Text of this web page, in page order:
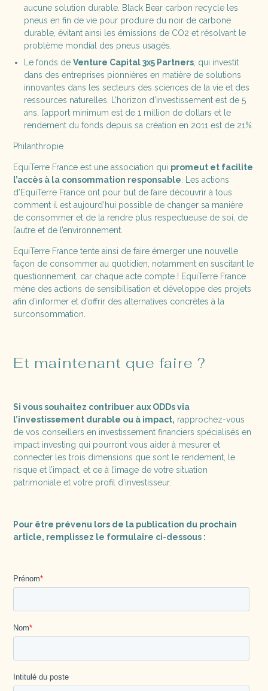
aucune solution durable. Black Bear carbon recycle les
pneus en fin de vie pour produire du noir de carbone
durable, évitant ainsi les émissions de CO2 et résolvant le
problème mondial des pneus usagés.
Le fonds de Venture Capital 3x5 Partners, qui investit
dans des entreprises pionnières en matière de solutions
innovantes dans les secteurs des sciences de la vie et des
ressources naturelles. L’horizon d’investissement est de 5
ans, l’apport minimum est de 1 million de dollars et le
rendement du fonds depuis sa création en 2011 est de 21%.
Philanthropie
EquiTerre France est une association qui promeut et facilite
l’accès à la consommation responsable. Les actions
d’EquiTerre France ont pour but de faire découvrir à tous
comment il est aujourd’hui possible de changer sa manière
de consommer et de la rendre plus respectueuse de soi, de
l’autre et de l’environnement.
EquiTerre France tente ainsi de faire émerger une nouvelle
façon de consommer au quotidien, notamment en suscitant le
questionnement, car chaque acte compte ! EquiTerre France
mène des actions de sensibilisation et développe des projets
afin d’informer et d’offrir des alternatives concrètes à la
surconsommation.
Et maintenant que faire ?
Si vous souhaitez contribuer aux ODDs via
l’investissement durable ou à impact, rapprochez-vous
de vos conseillers en investissement financiers spécialisés en
impact investing qui pourront vous aider à mesurer et
connecter les trois dimensions que sont le rendement, le
risque et l’impact, et ce à l’image de votre situation
patrimoniale et votre profil d’investisseur.
Pour être prévenu lors de la publication du prochain
article, remplissez le formulaire ci-dessous :